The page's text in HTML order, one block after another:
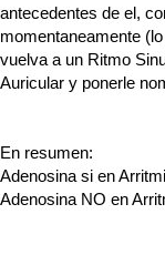
antecedentes de el,
momentaneamente
vuelva a un Ritmo
Auricular y ponerle
En resumen:
Adenosina si en
Adenosina NO en